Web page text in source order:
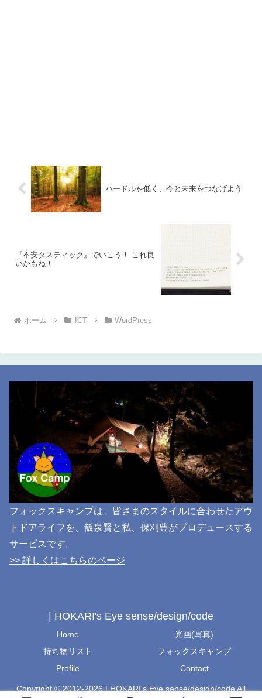
ハードルを低く、今と未来をつなげよう
『不安タスティック』でいこう！ これ良
いかもね！
ホーム ICT WordPress
フォックスキャンプは、皆さまのスタイルに合わせたアウ
トドアライフを、飯泉賢と私、保刈豊がプロデュースする
サービスです。
>> 詳しくはこちらのページ
| HOKARI's Eye sense/design/code
Home
光画(写真)
持ち物リスト
フォックスキャンプ
Profile
Contact
Copyright © 2012-2026 | HOKARI's Eye sense/design/code All